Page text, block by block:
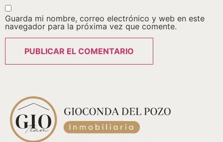
Guarda mi nombre, correo electrónico y web en este
navegador para la próxima vez que comente.